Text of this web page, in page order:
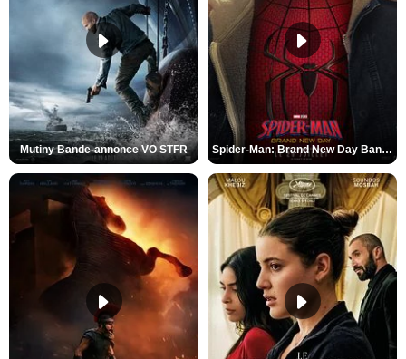
Mutiny Bande-annonce VO STFR Spider-Man: Brand New Day Bande-annonce VO STFR